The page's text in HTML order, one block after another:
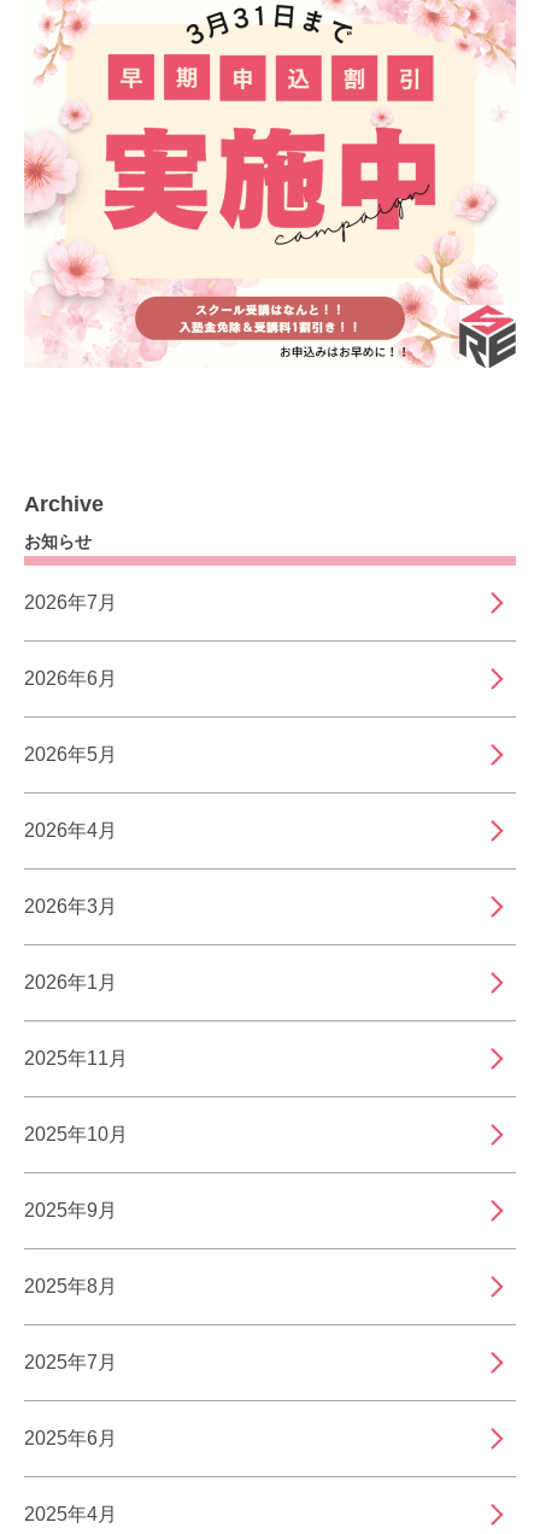
Archive
お知らせ
2026年7月
2026年6月
2026年5月
2026年4月
2026年3月
2026年1月
2025年11月
2025年10月
2025年9月
2025年8月
2025年7月
2025年6月
2025年4月